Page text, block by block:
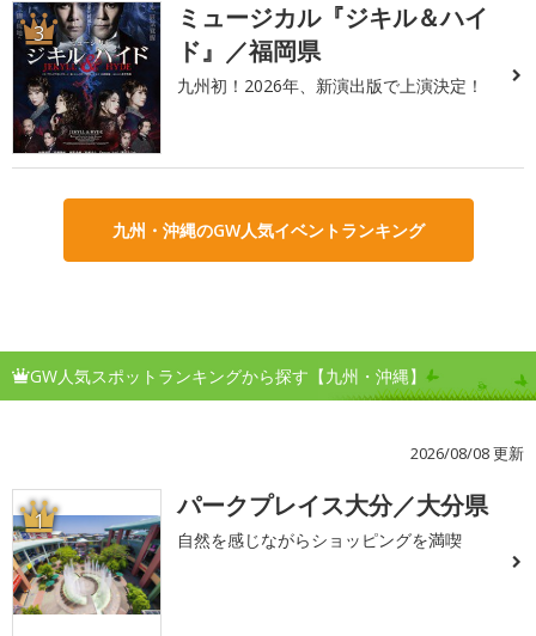
3
ミュージカル『ジキル＆ハイ
ド』／福岡県
九州初！2026年、新演出版で上演決定！
九州・沖縄のGW人気イベントランキング
GW人気スポットランキングから探す【九州・沖縄】
2026/08/08 更新
1 パークプレイス大分／大分県
自然を感じながらショッピングを満喫